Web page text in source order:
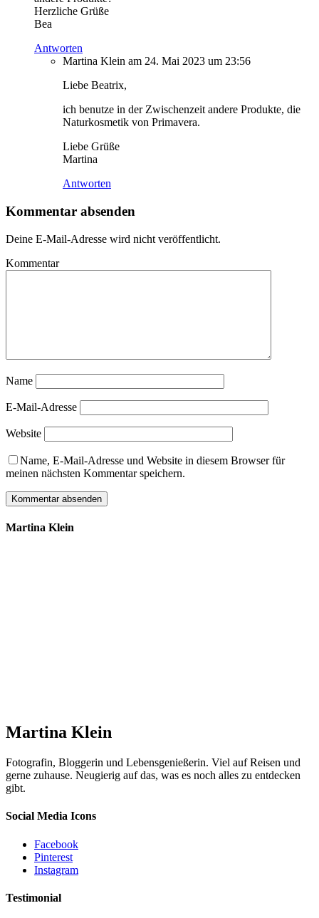
Herzliche Grüße
Bea
Antworten
Martina Klein am 24. Mai 2023 um 23:56
Liebe Beatrix,
ich benutze in der Zwischenzeit andere Produkte, die
Naturkosmetik von Primavera.
Liebe Grüße
Martina
Antworten
Kommentar absenden
Deine E-Mail-Adresse wird nicht veröffentlicht.
Kommentar
Name
E-Mail-Adresse
Website
Name, E-Mail-Adresse und Website in diesem Browser für
meinen nächsten Kommentar speichern.
Martina Klein
Martina Klein
Fotografin, Bloggerin und Lebensgenießerin. Viel auf Reisen und
gerne zuhause. Neugierig auf das, was es noch alles zu entdecken
gibt.
Social Media Icons
Facebook
Pinterest
Instagram
Testimonial